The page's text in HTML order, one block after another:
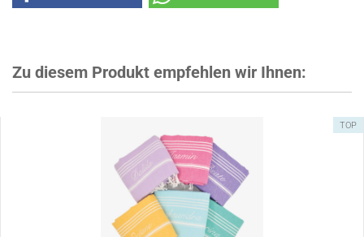
Zu diesem Produkt empfehlen wir Ihnen:
TOP